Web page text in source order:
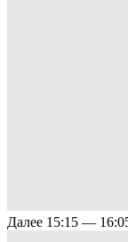
Далее 15:15 —